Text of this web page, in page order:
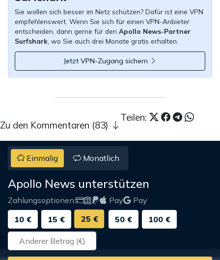
Sie wollen sich besser im Netz schützen? Dafür ist eine VPN
empfehlenswert. Wenn Sie sich für einen VPN-Anbieter
entscheiden, dann gerne für den Apollo News-Partner
Surfshark, wo Sie auch drei Monate gratis erhalten.
Jetzt VPN-Zugang sichern
Teilen:
Zu den Kommentaren (83)
Einmalig Monatlich
Apollo News unterstützen
Zahlungsoptionen: Pay
Pay
10 €
15 € 25 € 50 € 100 €